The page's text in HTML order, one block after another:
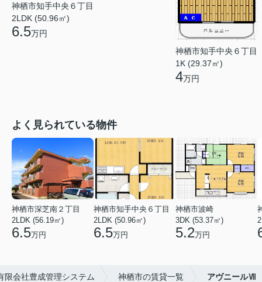
神栖市知手中央６丁目
2LDK (50.96㎡)
6.5万円
神栖市知手中央６丁目
1K (29.37㎡)
4万円
よく見られている物件
神栖市深芝南２丁目
2LDK (56.19㎡)
6.5万円
神栖市知手中央６丁目
2LDK (50.96㎡)
6.5万円
神栖市波崎
3DK (53.37㎡)
5.2万円
限会社豊成管理システム 神栖市の賃貸一覧 アヴニールⅦ